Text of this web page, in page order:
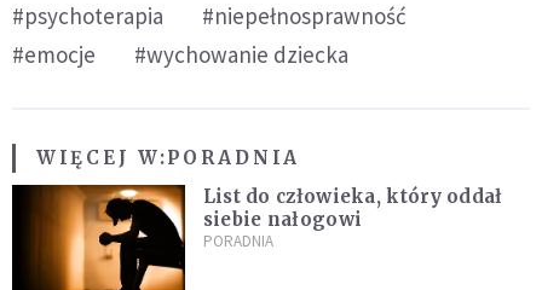
#psychoterapia
#niepełnosprawność
#emocje
#wychowanie dziecka
WIĘCEJ W:PORADNIA
List do człowieka, który oddał
siebie nałogowi
PORADNIA